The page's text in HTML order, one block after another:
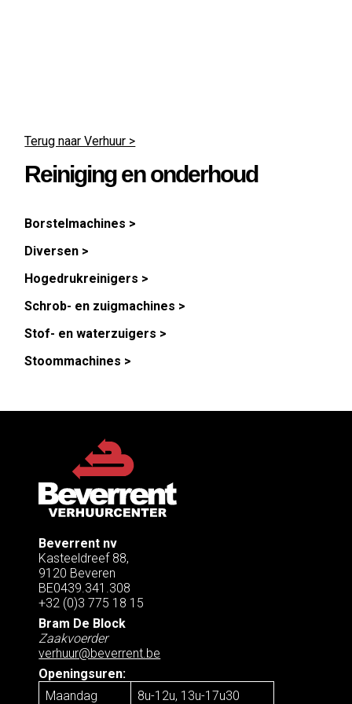
Terug naar Verhuur >
Reiniging en onderhoud
Borstel­machines
Diversen
Hogedruk­reinigers
Schrob- en zuig­machines
Stof- en water­zuigers
Stoom­machines
Beverrent nv
Kasteeldreef 88,
9120 Beveren
BE0439.341.308
+32 (0)3 775 18 15
Bram De Block
Zaakvoerder
verhuur@beverrent.be
Openingsuren:
Maandag
8u-12u, 13u-17u30